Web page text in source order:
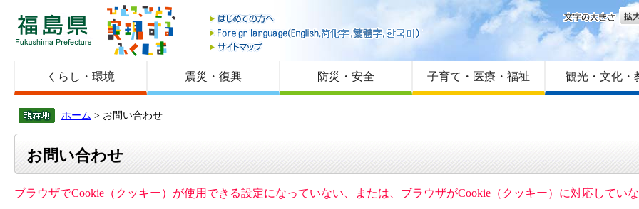
福島県
はじめての方へ
Foreign language
サイトマップ
文字
くらし・環境 震災・復興 防災・安全 子育て・医療・福祉 観光・文化・
ホーム > お問い合わせ
お問い合わせ
ブラウザでCookie（クッキー）が使用できる設定になっていない、または、ブラウザがCookie（クッキー）に対応してい